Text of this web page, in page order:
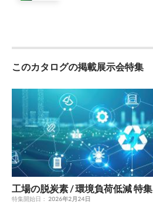
このカタログの掲載展示会特集
工場の脱炭素 / 環境負荷低減 特集
特集開始日： 2026年2月24日